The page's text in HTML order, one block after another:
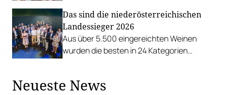
die Sorte.
Das sind die niederösterreichischen
Landessieger 2026
Aus über 5.500 eingereichten Weinen
wurden die besten in 24 Kategorien
Neueste News